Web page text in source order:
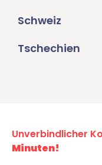
Schweiz
Tschechien
Unverbindlicher
Minuten!